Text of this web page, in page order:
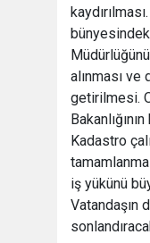
alınması ve
getirilmesi.
Kadastro
iş yükünü
Vatandaşın